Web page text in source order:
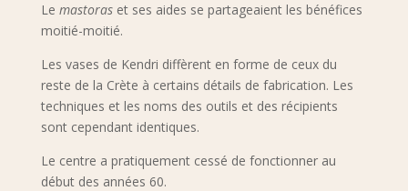
Le mastoraset ses aides se partageaient les bénéfices
moitié-moitié.
Les vases de Kendri diffèrent en forme de ceux du
reste de la Crète à certains détails de fabrication. Les
techniques et les noms des outils et des récipients
sont cependant identiques.
Le centre a pratiquement cessé de fonctionner au
début des années 60.